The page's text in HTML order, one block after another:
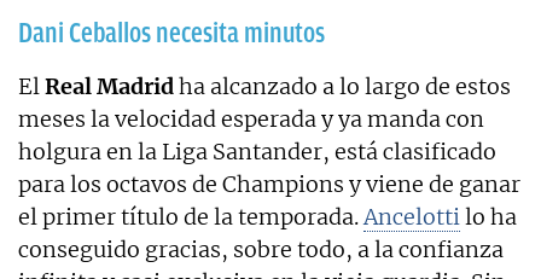
Dani Ceballos necesita minutos
ElReal Madridha alcanzado a lo largo de estos
meses la velocidad esperada y ya manda con
holgura en la Liga Santander, está clasificado
para los octavos de Champions y viene de ganar
el primer título de la temporada.Ancelottilo ha
conseguido gracias, sobre todo, a la confianza